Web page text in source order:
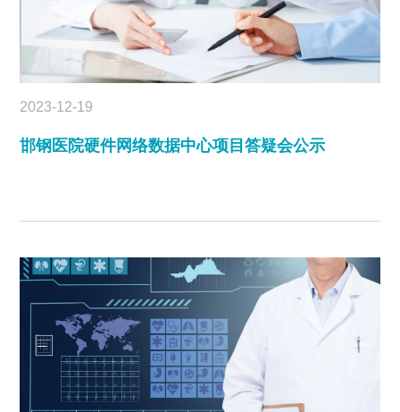
2023-12-19
邯钢医院硬件网络数据中心项目答疑会公示